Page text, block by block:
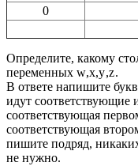
0
Определите, какому
переменных w,x,y,z.
В ответе напишите
идут соответствующие
соответствующая
соответствующая
пишите подряд,
не нужно.